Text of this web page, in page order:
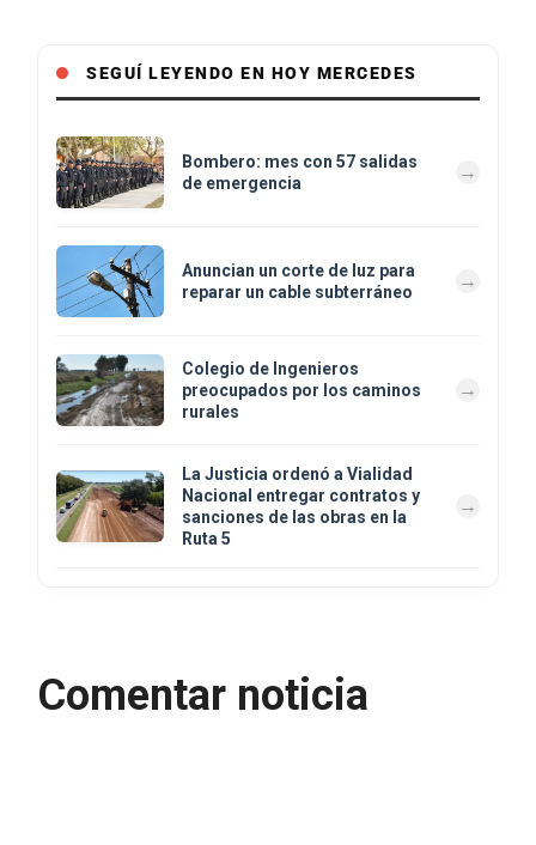
SEGUÍ LEYENDO EN HOY MERCEDES
Bombero: mes con 57 salidas
de emergencia
Anuncian un corte de luz para
reparar un cable subterráneo
Colegio de Ingenieros
preocupados por los caminos
rurales
La Justicia ordenó a Vialidad
Nacional entregar contratos y
sanciones de las obras en la
Ruta 5
Comentar noticia